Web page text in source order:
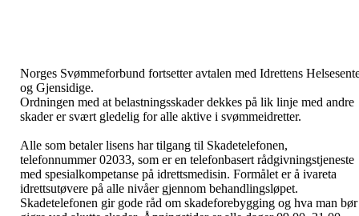
Norges Svømmeforbund fortsetter avtalen med Idrettens
og Gjensidige.
Ordningen med at belastningsskader dekkes på lik linje med andre
skader er svært gledelig for alle aktive i svømmeidretter.
Alle som betaler lisens har tilgang til Skadetelefonen,
telefonnummer 02033, som er en telefonbasert rådgivningstjeneste
med spesialkompetanse på idrettsmedisin. Formålet er å ivareta
idrettsutøvere på alle nivåer gjennom behandlingsløpet.
Skadetelefonen gir gode råd om skadeforebygging og hva man bør